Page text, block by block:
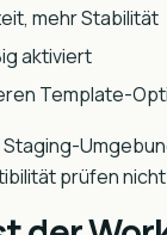
mehr Stabilität
aktiviert
Template-
prüfen